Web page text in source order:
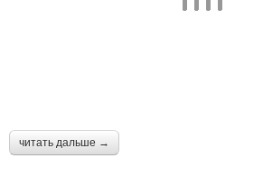
читать дальше →